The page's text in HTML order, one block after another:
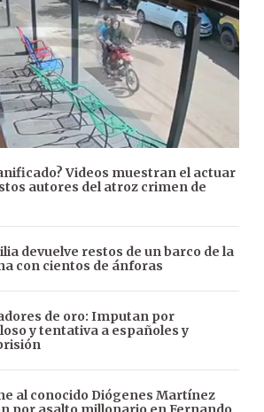
Videos muestran el actuar
autores del atroz crimen de
devuelve restos de un barco de la
con cientos de ánforas
de oro: Imputan por
y tentativa a españoles y
al conocido Diógenes Martínez